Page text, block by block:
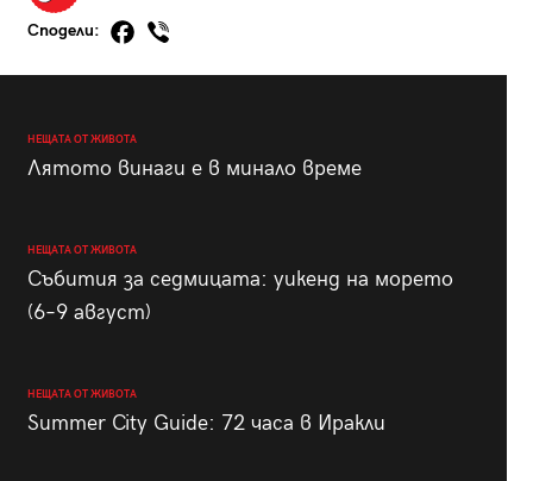
Сподели:
НЕЩАТА ОТ ЖИВОТА
Лятото винаги е в минало време
НЕЩАТА ОТ ЖИВОТА
Събития за седмицата: уикенд на морето
(6–9 август)
НЕЩАТА ОТ ЖИВОТА
Summer City Guide: 72 часа в Иракли